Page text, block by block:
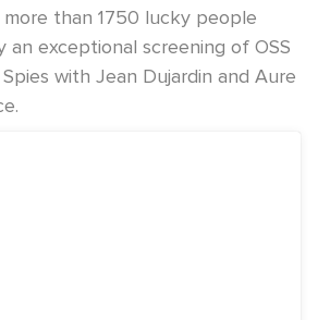
more than 1750 lucky people
an exceptional screening of OSS
Spies with Jean Dujardin and Aure